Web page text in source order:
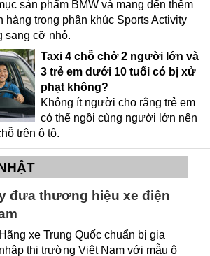
sản phẩm BMW và mang đến thêm
hàng trong phân khúc Sports Activity
sang cỡ nhỏ.
Taxi 4 chỗ chở 2 người lớn và
3 trẻ em dưới 10 tuổi có bị xử
phạt không?
Không ít người cho rằng trẻ em
có thể ngồi cùng người lớn nên
trên ô tô.
đưa thương hiệu xe điện
Hãng xe Trung Quốc chuẩn bị gia
nhập thị trường Việt Nam với mẫu ô